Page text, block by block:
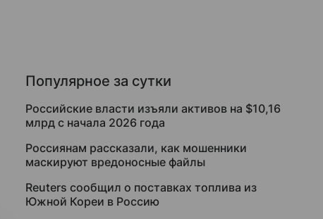
Популярное за сутки
Российские власти изъяли активов на $10,16
млрд с начала 2026 года
Россиянам рассказали, как мошенники
маскируют вредоносные файлы
Reuters сообщил о поставках топлива из
Южной Кореи в Россию